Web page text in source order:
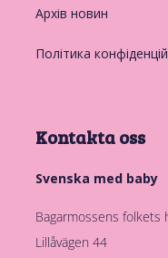
Архів новин
Політика
Kontakta oss
Svenska med baby
Bagarmossens folkets
Lillåvägen 44